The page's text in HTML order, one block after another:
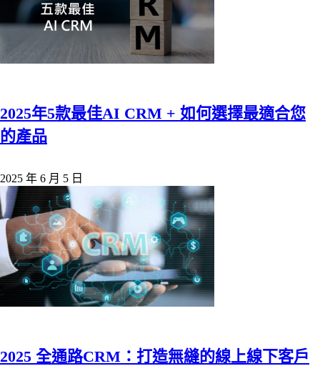
2025年5款最佳AI CRM + 如何選擇最適合您
的產品
2025 年 6 月 5 日
2025 全通路CRM：打造無縫的線上線下客戶